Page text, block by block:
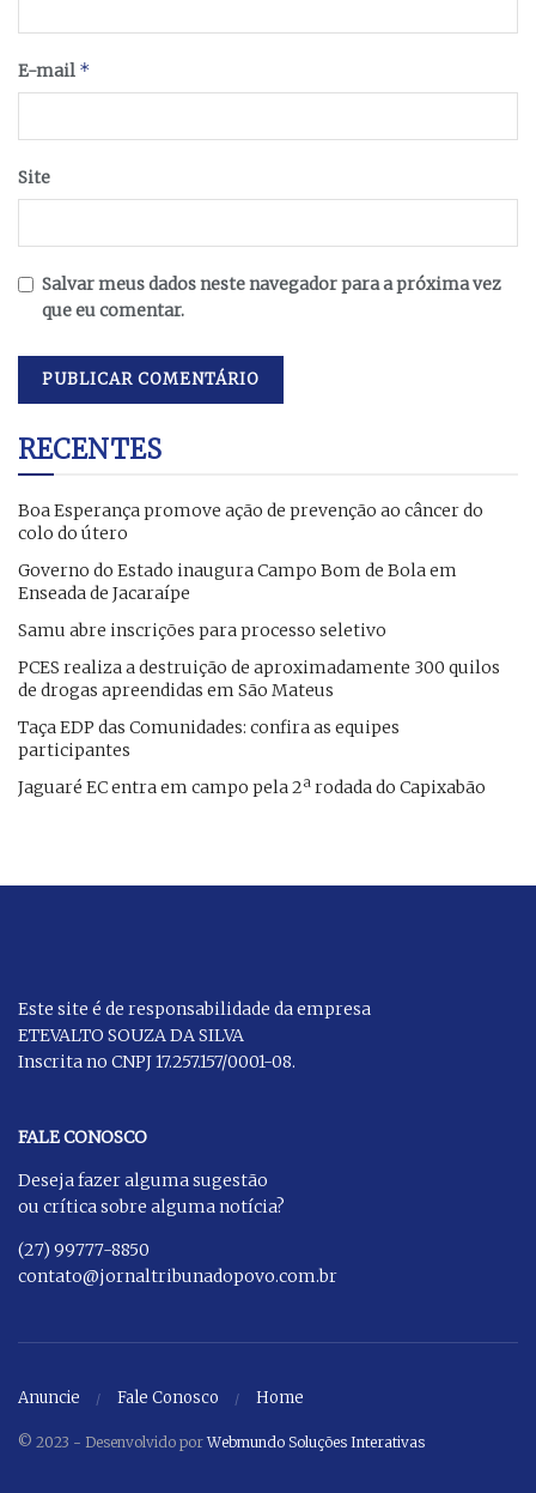
E-mail *
Site
Salvar meus dados neste navegador para a próxima vez
que eu comentar.
RECENTES
Boa Esperança promove ação de prevenção ao câncer do
colo do útero
Governo do Estado inaugura Campo Bom de Bola em
Enseada de Jacaraípe
Samu abre inscrições para processo seletivo
PCES realiza a destruição de aproximadamente 300 quilos
de drogas apreendidas em São Mateus
Taça EDP das Comunidades: confira as equipes
participantes
Jaguaré EC entra em campo pela 2ª rodada do Capixabão
Este site é de responsabilidade da empresa
ETEVALTO SOUZA DA SILVA
Inscrita no CNPJ 17.257.157/0001-08.
FALE CONOSCO
Deseja fazer alguma sugestão
ou crítica sobre alguma notícia?
(27) 99777-8850
contato@jornaltribunadopovo.com.br
Anuncie Fale Conosco Home
© 2023 - Desenvolvido porWebmundo Soluções Interativas